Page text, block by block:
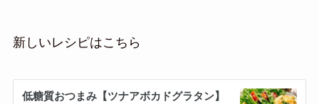
新しいレシピはこちら